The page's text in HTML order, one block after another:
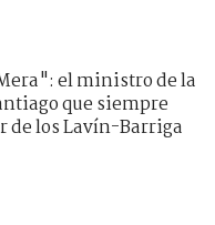
el ministro de la
que siempre
de los Lavín-Barriga